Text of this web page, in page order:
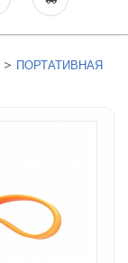
> ПОРТАТИВНАЯ